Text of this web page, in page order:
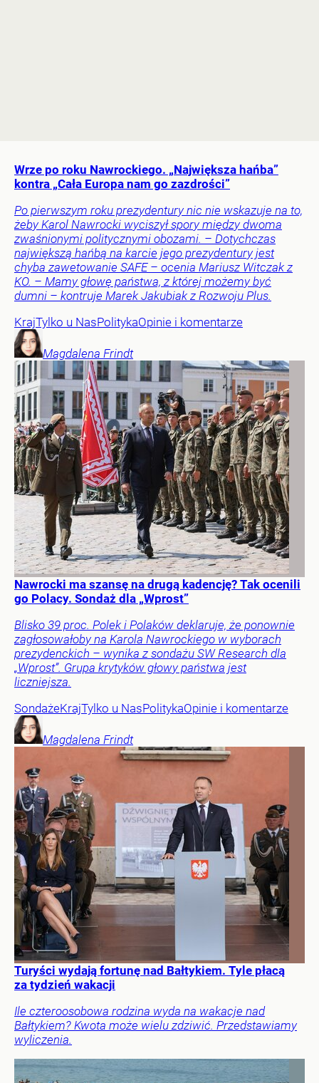
Wrze po roku Nawrockiego. „Największa hańba”
kontra „Cała Europa nam go zazdrości”
Po pierwszym roku prezydentury nic nie wskazuje na to,
żeby Karol Nawrocki wyciszył spory między dwoma
zwaśnionymi politycznymi obozami. – Dotychczas
największą hańbą na karcie jego prezydentury jest
chyba zawetowanie SAFE – ocenia Mariusz Witczak z
KO. – Mamy głowę państwa, z której możemy być
dumni – kontruje Marek Jakubiak z Rozwoju Plus.
KrajTylko u NasPolitykaOpinie i komentarze
Magdalena Frindt
Nawrocki ma szansę na drugą kadencję? Tak ocenili
go Polacy. Sondaż dla „Wprost”
Blisko 39 proc. Polek i Polaków deklaruje, że ponownie
zagłosowałoby na Karola Nawrockiego w wyborach
prezydenckich – wynika z sondażu SW Research dla
„Wprost”. Grupa krytyków głowy państwa jest
liczniejsza.
SondażeKrajTylko u NasPolitykaOpinie i komentarze
Magdalena Frindt
Turyści wydają fortunę nad Bałtykiem. Tyle płacą
za tydzień wakacji
Ile czteroosobowa rodzina wyda na wakacje nad
Bałtykiem? Kwota może wielu zdziwić. Przedstawiamy
wyliczenia.